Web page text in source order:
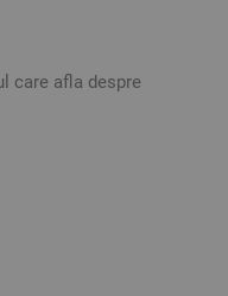
care afla despre